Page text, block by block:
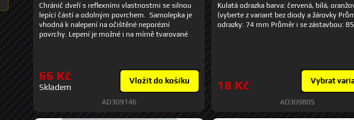
Chránič dveří s reflexními vlastnostmi se silnou
lepící částí a odolným povrchem. Samolepka je
vhodná k nalepení na očištěné neporézní
povrchy. Lepení je možné i na mírně tvarované
66 Kč
Skladem
Vložit do košíku
AD309146
Kulatá odrazka barva: červená, bílá,
(vyberte z variant bez diody a žárovky
odrazky: 74 mm Průměr i se zástavbou:
18 Kč Vybrat
AD309805